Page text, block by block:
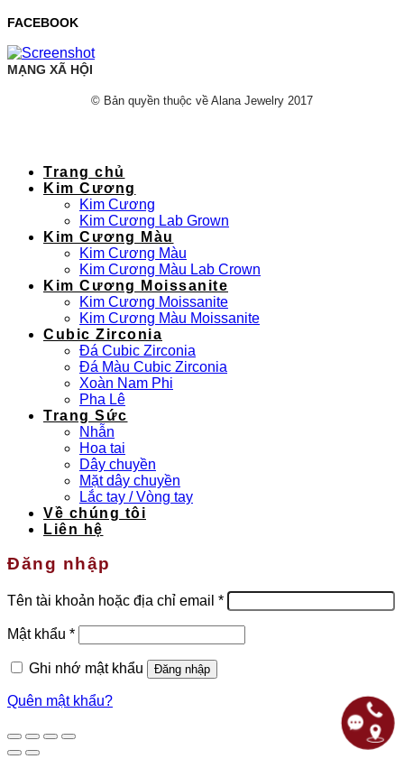
FACEBOOK
MẠNG XÃ HỘI
© Bản quyền thuộc về Alana Jewelry 2017
Trang chủ
Kim Cương
Kim Cương
Kim Cương Lab Grown
Kim Cương Màu
Kim Cương Màu
Kim Cương Màu Lab Crown
Kim Cương Moissanite
Kim Cương Moissanite
Kim Cương Màu Moissanite
Cubic Zirconia
Đá Cubic Zirconia
Đá Màu Cubic Zirconia
Xoàn Nam Phi
Pha Lê
Trang Sức
Nhẫn
Hoa tai
Dây chuyền
Mặt dây chuyền
Lắc tay / Vòng tay
Về chúng tôi
Liên hệ
Đăng nhập
Tên tài khoản hoặc địa chỉ email *Bắt
buộc
Mật khẩu *Bắt
buộc
Ghi nhớ mật khẩu
Đăng nhập
Quên mật khẩu?